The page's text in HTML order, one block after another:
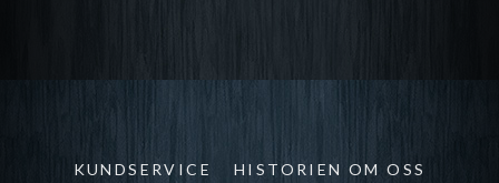
KUNDSERVICE HISTORIEN OM OSS